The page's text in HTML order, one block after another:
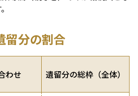
わせ 遺留分の総枠（全体）
留分の割合